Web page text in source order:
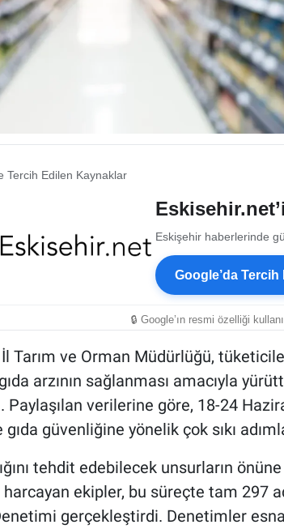
Tercih Edilen Kaynaklar
Eskişehir haberlerinde
Google’da
🔒 Google’ın resmi özelliği
Tarım ve Orman Müdürlüğü,
arzının sağlanması amacıyla
Paylaşılan verilerine göre, 18-24
güvenliğine yönelik çok sıkı
tehdit edebilecek unsurların
ekipler, bu süreçte tam 297
gerçekleştirdi. Denetimler